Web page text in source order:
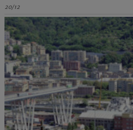
20/12